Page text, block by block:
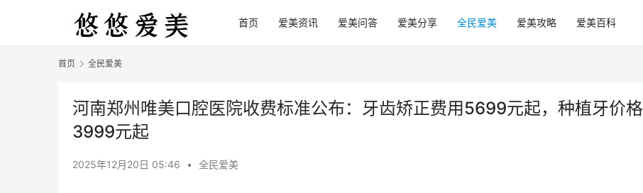
首页 爱美资讯 爱美问答 爱美分享 全民爱美 爱美攻略 爱美百科
首页 全民爱美
河南郑州唯美口腔医院收费标准公布：牙齿矫正费用5699元起，种植牙价格
3999元起
2025年12月20日 05:46 • 全民爱美